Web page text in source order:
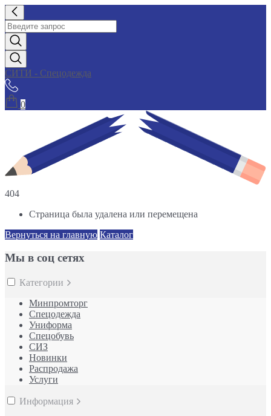
СИТИ - Спецодежда
0
404
Страница была удалена или перемещена
Вернуться на главную Каталог
Мы в соц сетях
Категории
Минпромторг
Спецодежда
Униформа
Спецобувь
СИЗ
Новинки
Распродажа
Услуги
Информация